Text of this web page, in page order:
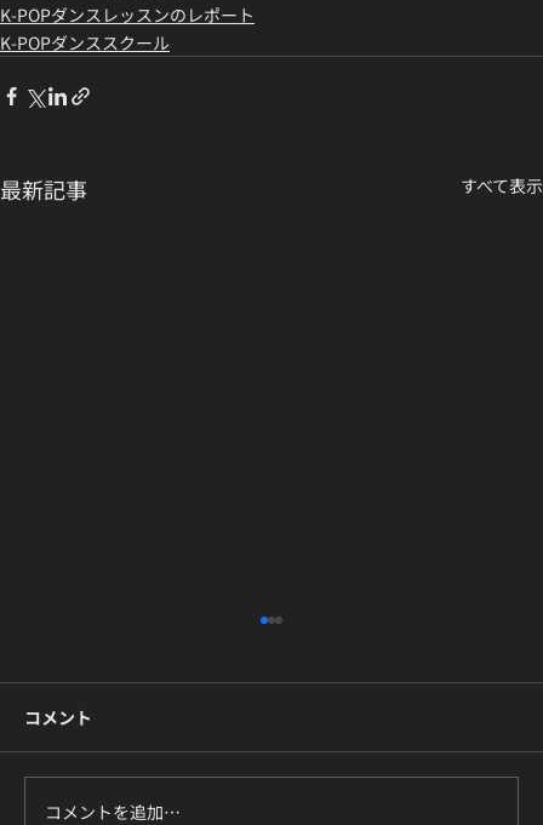
K-POPダンスレッスンのレポート
K-POPダンススクール
最新記事 すべて表示
コメント
コメントを追加…